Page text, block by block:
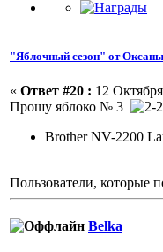
"Яблочный сезон" от
« Ответ #20 : 12
Прошу яблоко № 3
Brother NV-2200
Пользователи, которые
Belka